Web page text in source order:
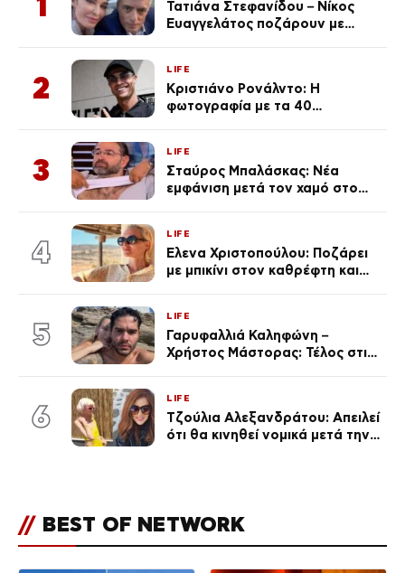
Τατιάνα Στεφανίδου – Νίκος
Ευαγγελάτος ποζάρουν με
2
LIFE
Κριστιάνο Ρονάλντο: Η
φωτογραφία με τα 40
εκ. likes
3
LIFE
Σταύρος Μπαλάσκας: Νέα
εμφάνιση μετά τον χαμό στο
4
LIFE
Έλενα Χριστοπούλου: Ποζάρει
με μπικίνι στον καθρέφτη και
καθεμία…» (Βίντεο)
5
LIFE
Γαρυφαλλιά Καληφώνη –
Χρήστος Μάστορας: Τέλος στις
6
LIFE
Τζούλια Αλεξανδράτου: Απειλεί
ότι θα κινηθεί νομικά μετά την
// BEST OF NETWORK